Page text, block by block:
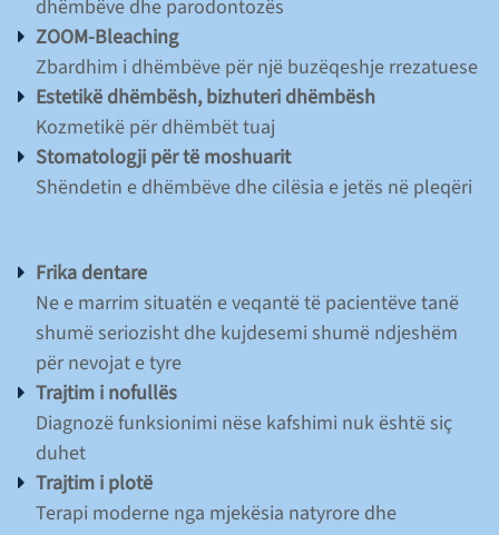
DR. VOLKER LUDWIG
KONTAKT
dhëmbëve dhe parodontozës
ZOOM-Bleaching
Zbardhim i dhëmbëve për një buzëqeshje rrezatuese
Estetikë dhëmbësh, bizhuteri dhëmbësh
Kozmetikë për dhëmbët tuaj
Stomatologji për të moshuarit
Shëndetin e dhëmbëve dhe cilësia e jetës në pleqëri
Frika dentare
Ne e marrim situatën e veqantë të pacientëve tanë
shumë seriozisht dhe kujdesemi shumë ndjeshëm
për nevojat e tyre
Trajtim i nofullës
Diagnozë funksionimi nëse kafshimi nuk është siç
duhet
Trajtim i plotë
Terapi moderne nga mjekësia natyrore dhe